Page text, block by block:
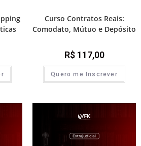
Curso Contratos Reais:
Comodato, Mútuo e Depósito
R$117,00
Quero me Inscrever